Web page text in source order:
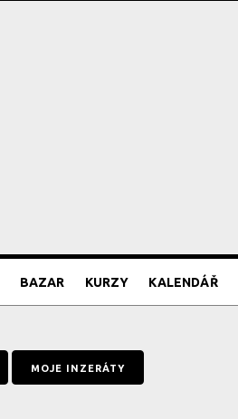
BAZAR KURZY KALENDÁŘ
MOJE INZERÁTY